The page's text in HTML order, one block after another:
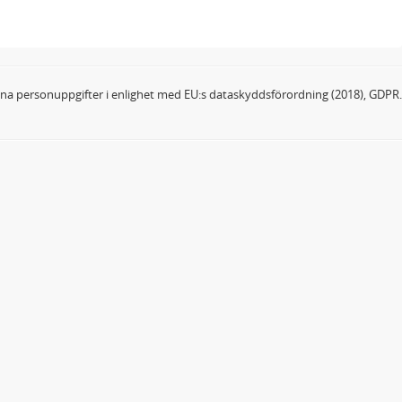
personuppgifter i enlighet med EU:s dataskyddsförordning (2018), GDPR.